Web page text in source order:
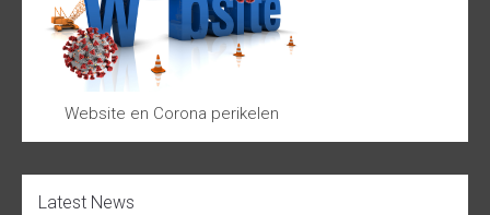
Website en Corona perikelen
Latest News